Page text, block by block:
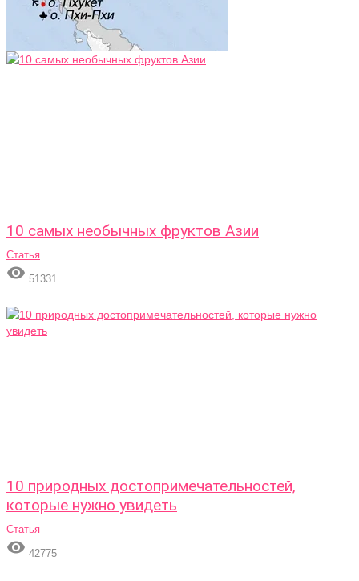
10 самых необычных фруктов Азии
Статья
 51331
10 природных достопримечательностей,
которые нужно увидеть
Статья
 42775